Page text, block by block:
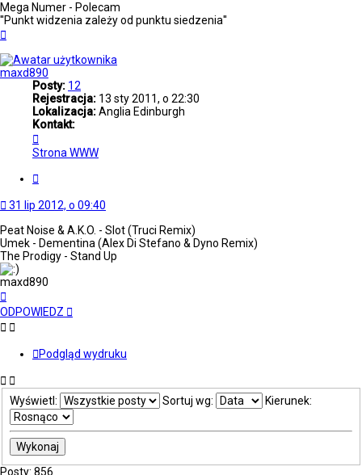
Mega Numer - Polecam
''Punkt widzenia zależy od punktu siedzenia''
maxd890
Posty: 12
Rejestracja: 13 sty 2011, o 22:30
Lokalizacja:Anglia Edinburgh
Kontakt:
się
z
Strona WWW
31 lip 2012, o 09:40
Peat Noise & A.K.O. - Slot (Truci Remix)
Umek - Dementina (Alex Di Stefano & Dyno Remix)
The Prodigy - Stand Up
maxd890
górę
ODPOWIEDZ
Podgląd wydruku
Wyświetl: Sortuj wg: Kierunek:
Posty: 856